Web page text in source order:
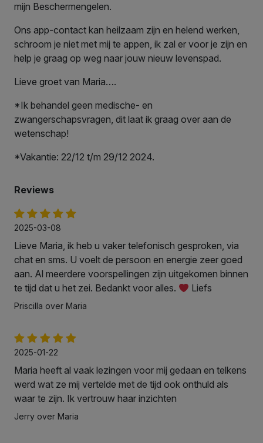
mijn Beschermengelen.
Ons app-contact kan heilzaam zijn en helend werken,
schroom je niet met mij te appen, ik zal er voor je zijn en
help je graag op weg naar jouw nieuw levenspad.
Lieve groet van Maria….
*Ik behandel geen medische- en
zwangerschapsvragen, dit laat ik graag over aan de
wetenschap!
*Vakantie: 22/12 t/m 29/12 2024.
Reviews
2025-03-08
Lieve Maria, ik heb u vaker telefonisch gesproken, via
chat en sms. U voelt de persoon en energie zeer goed
aan. Al meerdere voorspellingen zijn uitgekomen binnen
te tijd dat u het zei. Bedankt voor alles.
Liefs
Priscilla over Maria
2025-01-22
Maria heeft al vaak lezingen voor mij gedaan en telkens
werd wat ze mij vertelde met de tijd ook onthuld als
waar te zijn. Ik vertrouw haar inzichten
Jerry over Maria